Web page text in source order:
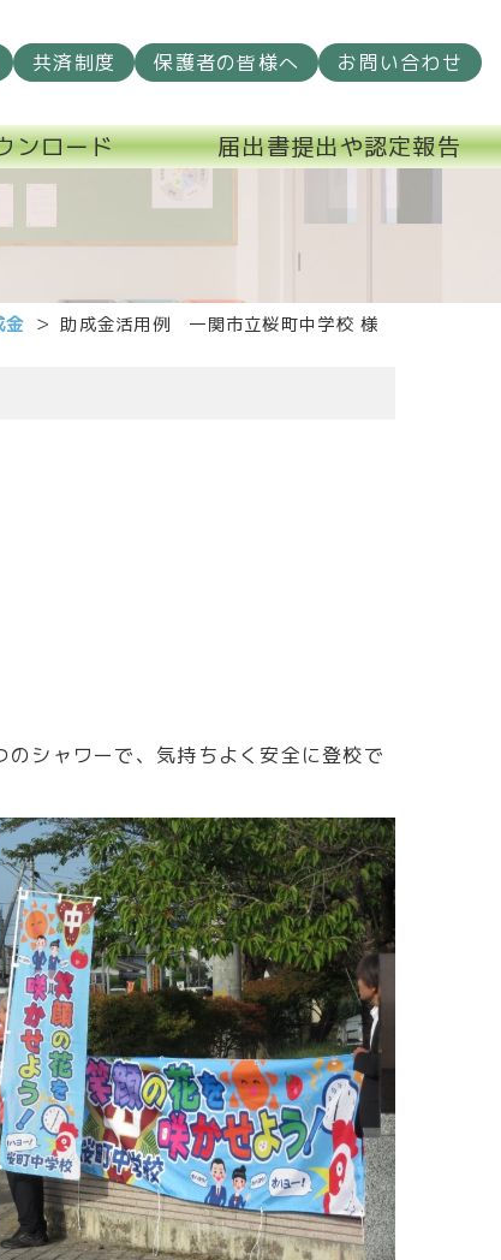
共済制度 保護者の皆様へ お問い合わせ
ンロード 届出書提出や認定報告
金 助成金活用例 一関市立桜町中学校 様
シャワーで、気持ちよく安全に登校で